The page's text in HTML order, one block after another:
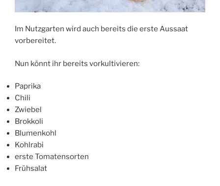
Im Nutzgarten wird auch bereits die erste Aussaat
vorbereitet.
Nun könnt ihr bereits vorkultivieren:
Paprika
Chili
Zwiebel
Brokkoli
Blumenkohl
Kohlrabi
erste Tomatensorten
Frühsalat